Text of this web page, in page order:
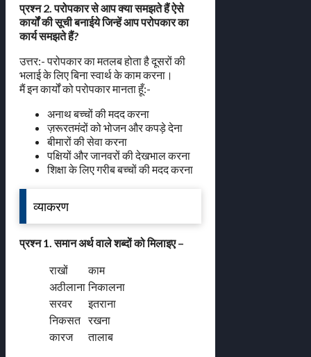
प्रश्न 2. परोपकार से आप क्या समझते हैं ऐसे
कार्यों की सूची बनाईये जिन्हें आप परोपकार का
कार्य समझते हैं?
उत्तर:- परोपकार का मतलब होता है दूसरों की
भलाई के लिए बिना स्वार्थ के काम करना।
मैं इन कार्यों को परोपकार मानता हूँ:-
अनाथ बच्चों की मदद करना
ज़रूरतमंदों को भोजन और कपड़े देना
बीमारों की सेवा करना
पक्षियों और जानवरों की देखभाल करना
शिक्षा के लिए गरीब बच्चों की मदद करना
व्याकरण
प्रश्न 1. समान अर्थ वाले शब्दों को मिलाइए –
राखों
काम
अठीलाना निकालना
सरवर
इतराना
निकसत रखना
कारज
तालाब